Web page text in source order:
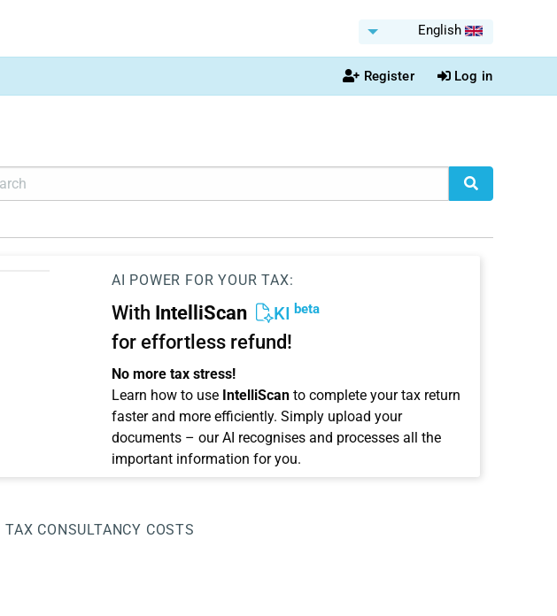
English
Register Log in
AI POWER FOR YOUR TAX:
With IntelliScan KI beta
for effortless refund!
No more tax stress!
Learn how to use IntelliScanto complete your tax return
faster and more efficiently. Simply upload your
documents – our AI recognises and processes all the
important information for you.
TAX CONSULTANCY COSTS